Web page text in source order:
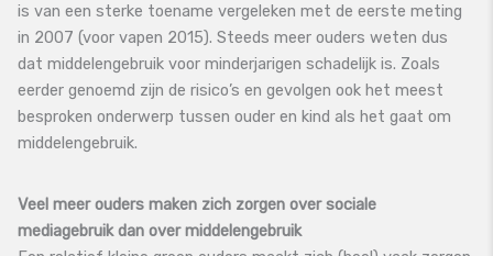
is van een sterke toename vergeleken met de eerste meting
in 2007 (voor vapen 2015). Steeds meer ouders weten dus
dat middelengebruik voor minderjarigen schadelijk is. Zoals
eerder genoemd zijn de risico’s en gevolgen ook het meest
besproken onderwerp tussen ouder en kind als het gaat om
middelengebruik.
Veel meer ouders maken zich zorgen over sociale
mediagebruik dan over middelengebruik